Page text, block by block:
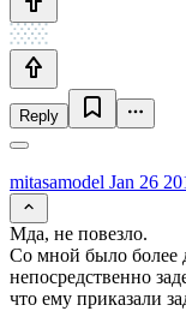
Reply
mitasamodel Jan 26
Мда, не повезло.
Со мной было более
непосредственно
что ему приказали